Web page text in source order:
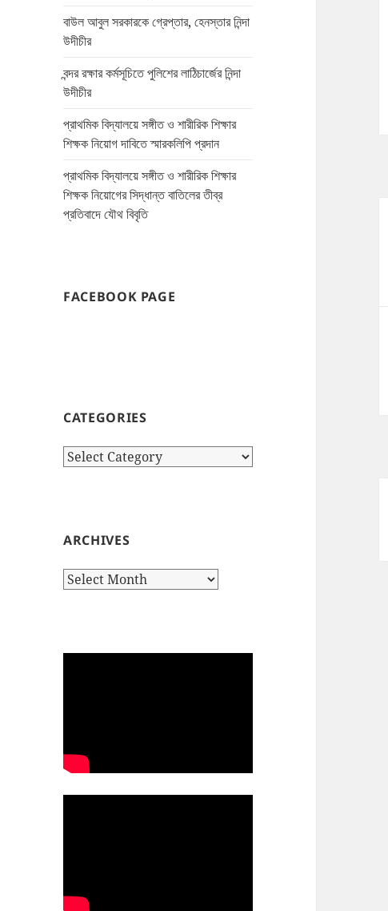
বাউল আবুল সরকারকে গ্রেপ্তার, হেনস্তার নিন্দা
উদীচীর
বন্দর রক্ষার কর্মসূচিতে পুলিশের লাঠিচার্জের নিন্দা
উদীচীর
প্রাথমিক বিদ্যালয়ে সঙ্গীত ও শারীরিক শিক্ষার
শিক্ষক নিয়োগ দাবিতে স্মারকলিপি প্রদান
প্রাথমিক বিদ্যালয়ে সঙ্গীত ও শারীরিক শিক্ষার
শিক্ষক নিয়োগের সিদ্ধান্ত বাতিলের তীব্র
প্রতিবাদে যৌথ বিবৃতি
FACEBOOK PAGE
CATEGORIES
Categories
ARCHIVES
Archives